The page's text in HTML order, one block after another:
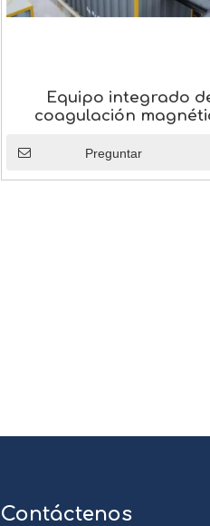
Equipo integrado
coagulación
Preguntar
Contáctenos